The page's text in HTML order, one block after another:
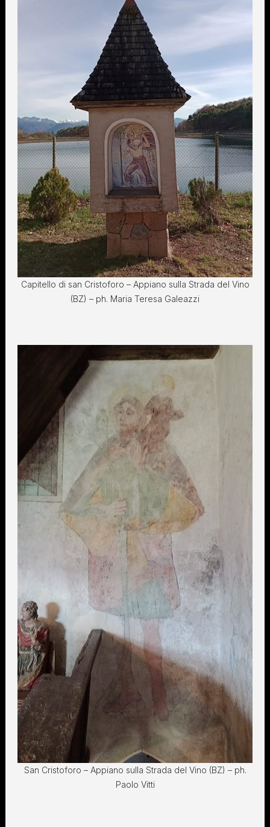
Capitello di san Cristoforo – Appiano sulla Strada del Vino
(BZ) – ph. Maria Teresa Galeazzi
San Cristoforo – Appiano sulla Strada del Vino (BZ) – ph.
Paolo Vitti